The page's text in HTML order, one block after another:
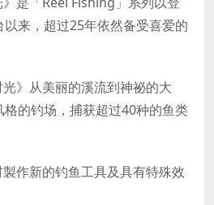
来，超过25年依然备受喜爱的
》从美丽的溪流到神祕的大
的钓场，捕获超过40种的鱼类
作新的钓鱼工具及具有特殊效